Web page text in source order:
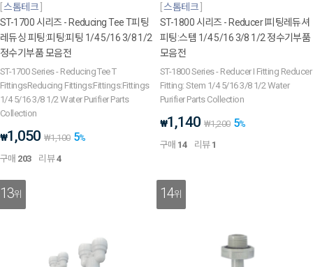
스톰테크
ST-1700 시리즈 - Reducing Tee T피팅
레듀싱 피팅:피팅:피팅 1/4 5/16 3/8 1/2
정수기부품 모음전
ST-1700 Series - Reducing Tee T
FittingsReducing Fittings:Fittings:Fittings
1/4 5/16 3/8 1/2 Water Purifier Parts
Collection
₩1,050 ₩1,100 5%
구매 203 리뷰4
스톰테크
ST-1800 시리즈 - Reducer I피팅레듀셔
피팅:스템 1/4 5/16 3/8 1/2 정수기부품
모음전
ST-1800 Series - Reducer I Fitting Reducer
Fitting: Stem 1/4 5/16 3/8 1/2 Water
Purifier Parts Collection
₩1,140 ₩1,200 5%
구매 14 리뷰 1
13위 14위